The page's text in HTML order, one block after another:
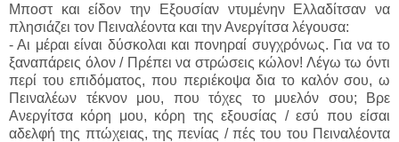
Μποστ και είδον την Eξουσίαν ντυμένην Ελλαδίτσαν να
πλησιάζει τον Πειναλέοντα και την Ανεργίτσα λέγουσα:
- Αι μέραι είναι δύσκολαι και πονηραί συγχρόνως. Για να το
ξαναπάρεις όλον / Πρέπει να στρώσεις κώλον! Λέγω τω όντι
περί του επιδόματος, που περιέκοψα δια το καλόν σου, ω
Πειναλέων τέκνον μου, που τόχες το μυελόν σου; Βρε
Ανεργίτσα κόρη μου, κόρη της εξουσίας / εσύ που είσαι
αδελφή της πτώχειας, της πενίας / πές του του Πειναλέοντα